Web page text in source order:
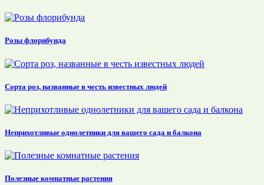
Розы флорибунда
Сорта роз, названные в честь известных людей
Неприхотливые однолетники для вашего сада и балкона
Полезные комнатные растения